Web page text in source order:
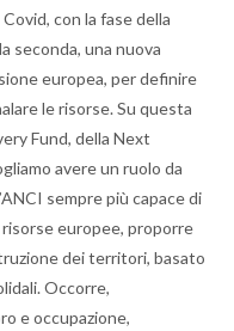
con la fase della
seconda, una nuova
europea, per definire
le risorse. Su questa
Fund, della Next
avere un ruolo da
sempre più capace di
europee, proporre
dei territori, basato
Occorre,
e occupazione,